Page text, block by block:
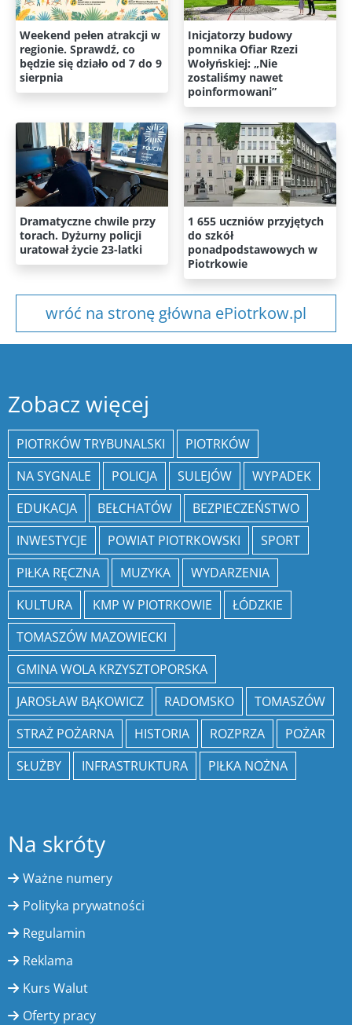
Weekend pełen atrakcji w
regionie. Sprawdź, co
będzie się działo od 7 do 9
sierpnia
Inicjatorzy budowy
pomnika Ofiar Rzezi
Wołyńskiej: „Nie
zostaliśmy nawet
poinformowani”
Dramatyczne chwile przy
torach. Dyżurny policji
uratował życie 23-latki
1 655 uczniów przyjętych
do szkół
ponadpodstawowych w
Piotrkowie
wróć na stronę główna ePiotrkow.pl
Zobacz więcej
PIOTRKÓW TRYBUNALSKI
PIOTRKÓW
NA SYGNALE
POLICJA SULEJÓW
WYPADEK
EDUKACJA
BEŁCHATÓW
BEZPIECZEŃSTWO
INWESTYCJE
POWIAT PIOTRKOWSKI
SPORT
PIŁKA RĘCZNA
MUZYKA
WYDARZENIA
KULTURA
KMP W PIOTRKOWIE
ŁÓDZKIE
TOMASZÓW MAZOWIECKI
GMINA WOLA KRZYSZTOPORSKA
JAROSŁAW BĄKOWICZ
RADOMSKO
TOMASZÓW
STRAŻ POŻARNA
HISTORIA ROZPRZA
POŻAR
SŁUŻBY
INFRASTRUKTURA PIŁKA NOŻNA
Na skróty
Ważne numery
Polityka prywatności
Regulamin
Reklama
Kurs Walut
Oferty pracy